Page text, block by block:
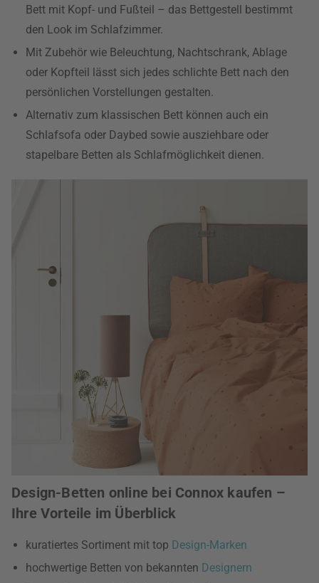
Bett mit Kopf- und Fußteil – das Bettgestell bestimmt
den Look im Schlafzimmer.
Mit Zubehör wie Beleuchtung, Nachtschrank, Ablage
oder Kopfteil lässt sich jedes schlichte Bett nach den
persönlichen Vorstellungen gestalten.
Alternativ zum klassischen Bett können auch ein
Schlafsofa oder Daybed sowie ausziehbare oder
stapelbare Betten als Schlafmöglichkeit dienen.
Design-Betten online bei Connox kaufen –
Ihre Vorteile im Überblick
kuratiertes Sortiment mit top Design-Marken
hochwertige Betten von bekannten Designern